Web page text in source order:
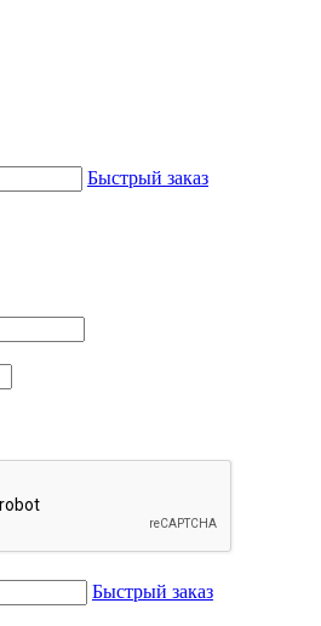
Быстрый заказ
Быстрый заказ